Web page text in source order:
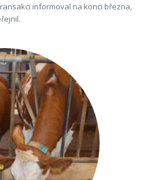
informoval na konci března,